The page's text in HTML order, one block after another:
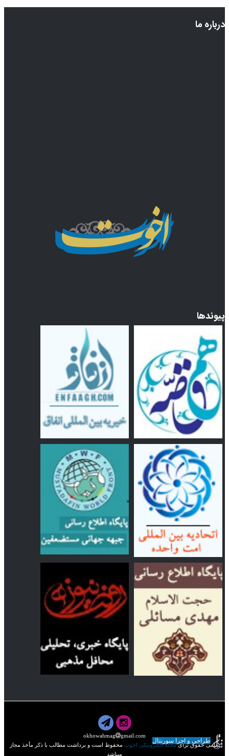
درباره ما
پیوندها
طراحی و اجرا سورنتال
okhowahmag
gmail.com
تمامی حقوق برایمجله الکترونیکی اخوت محفوظ است و برداشت مطالب با ذکر مأخذ مجاز
میباشد